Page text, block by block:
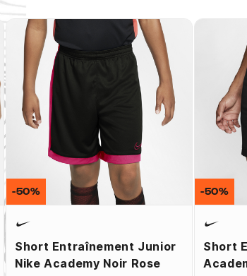
Short Entraînement Junior
Nike Academy Noir Rose
-50%
Short
-50%